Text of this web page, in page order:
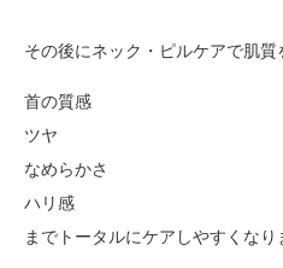
その後にネック・ピルケアで肌質
首の質感
ツヤ
なめらかさ
ハリ感
までトータルにケアしやすくなり